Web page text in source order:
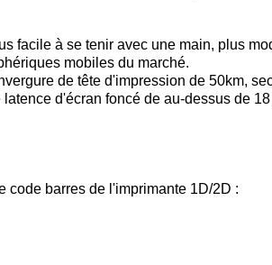
facile à se tenir avec une main, plus
mobiles du marché.
de tête d'impression de 50km,
d'écran foncé de au-dessus de
code barres de l'imprimante 1D/2D :